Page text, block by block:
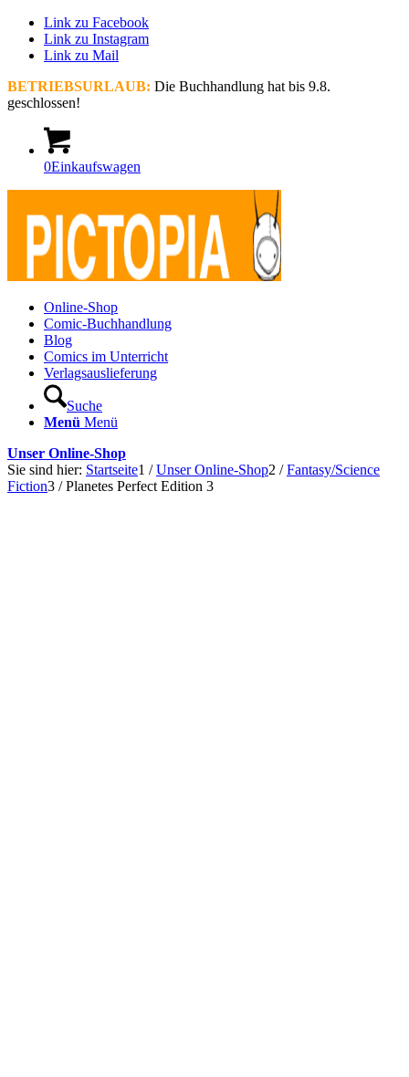
Link zu Facebook
Link zu Instagram
Link zu Mail
BETRIEBSURLAUB: Die Buchhandlung hat bis 9.8.
geschlossen!
0Einkaufswagen
Online-Shop
Comic-Buchhandlung
Blog
Comics im Unterricht
Verlagsauslieferung
Suche
Menü Menü
Unser Online-Shop
Sie sind hier: Startseite1 / Unser Online-Shop2 / Fantasy/Science
Fiction3 / Planetes Perfect Edition 3